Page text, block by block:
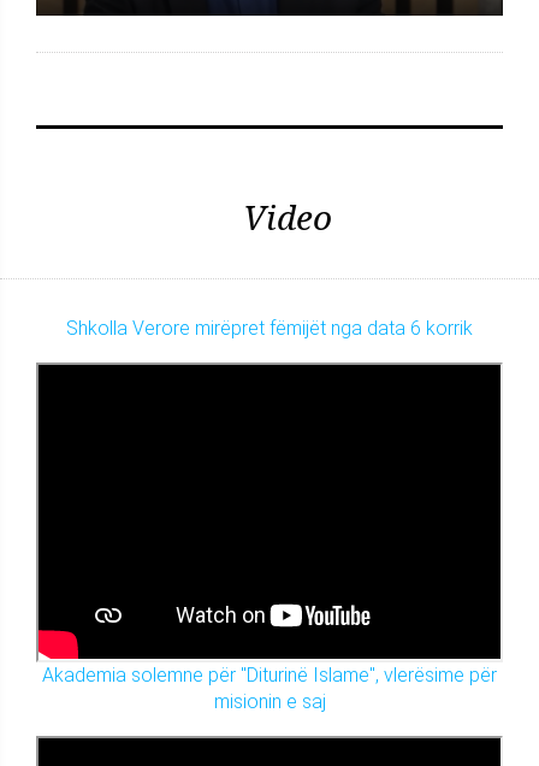
Video
Shkolla Verore mirëpret fëmijët nga data 6 korrik
Akademia solemne për "Diturinë Islame", vlerësime për
misionin e saj